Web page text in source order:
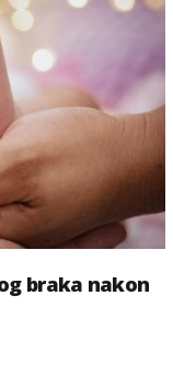
braka nakon